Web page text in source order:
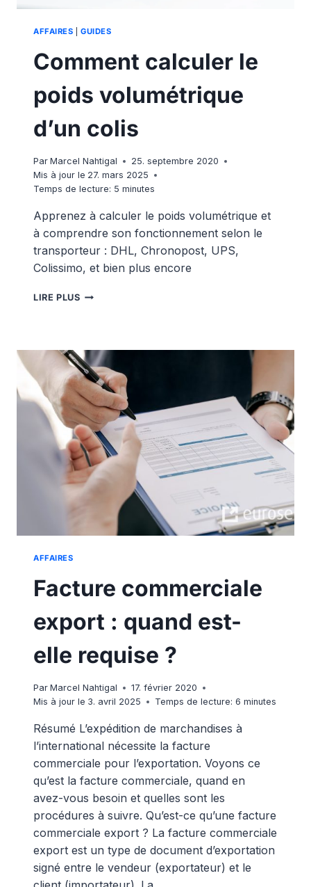
AFFAIRES |GUIDES
Comment calculer le
poids volumétrique
d’un colis
Par Marcel Nahtigal
25. septembre 2020
Mis à jour le 27. mars 2025
Temps de lecture: 5 minutes
Apprenez à calculer le poids volumétrique et
à comprendre son fonctionnement selon le
transporteur : DHL, Chronopost, UPS,
Colissimo, et bien plus encore
LIRE PLUSCOMMENT
VOLUMÉTRIQUE
D’UN
COLIS
AFFAIRES
Facture commerciale
export : quand est-
elle requise ?
Par Marcel Nahtigal
17. février 2020
Mis à jour le 3. avril 2025 Temps de lecture: 6minutes
Résumé L’expédition de marchandises à
l’international nécessite la facture
commerciale pour l’exportation. Voyons ce
qu’est la facture commerciale, quand en
avez-vous besoin et quelles sont les
procédures à suivre. Qu’est-ce qu’une facture
commerciale export ? La facture commerciale
export est un type de document d’exportation
signé entre le vendeur (exportateur) et le